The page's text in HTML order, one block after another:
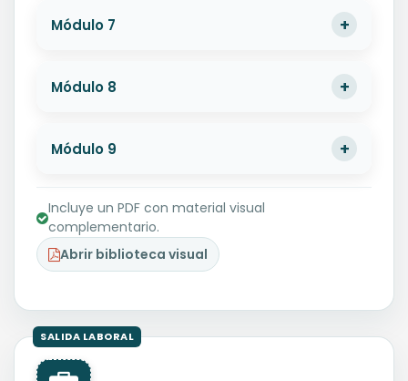
Módulo 7
Módulo 8
Módulo 9
Incluye un PDF con material visual
complementario.
Abrir biblioteca visual